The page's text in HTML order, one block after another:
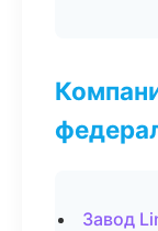
Завод